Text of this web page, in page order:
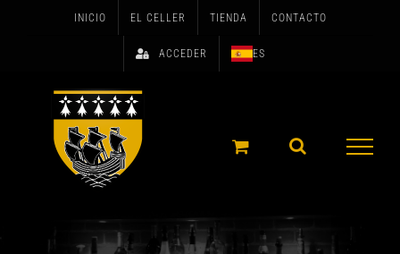
INICIO EL CELLER TIENDA CONTACTO
ACCEDER ES